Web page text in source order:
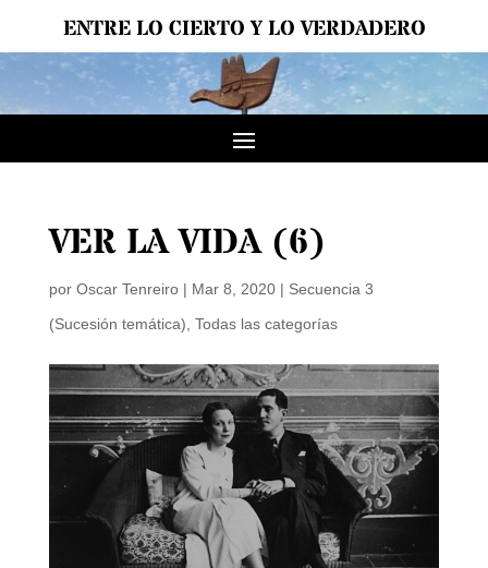
ENTRE LO CIERTO Y LO VERDADERO
VER LA VIDA (6)
por Oscar Tenreiro| Mar 8, 2020| Secuencia 3
(Sucesión temática) Todas las categorías